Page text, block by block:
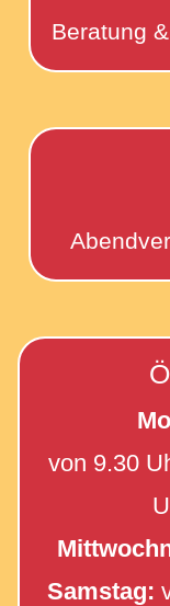
Beratung
von 9.30
Samstag: